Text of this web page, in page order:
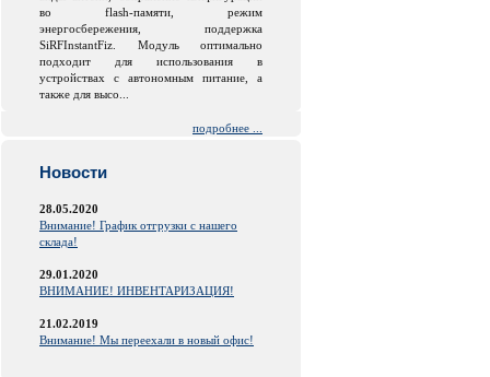
во flash-памяти, режим
энергосбережения, поддержка
SiRFInstantFiz. Модуль оптимально
подходит для использования в
устройствах с автономным питание, а
также для высо...
подробнее ...
Новости
28.05.2020
Внимание! График отгрузки с нашего
склада!
29.01.2020
ВНИМАНИЕ! ИНВЕНТАРИЗАЦИЯ!
21.02.2019
Внимание! Мы переехали в новый офис!